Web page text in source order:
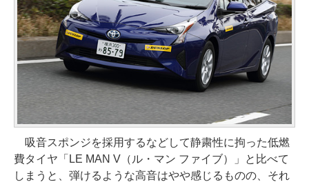
吸音スポンジを採用するなどして静粛性に拘った低燃
費タイヤ「LE MAN V（ル・マン ファイブ）」と比べて
しまうと、弾けるような高音はやや感じるものの、それ